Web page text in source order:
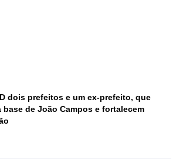
dois prefeitos e um ex-prefeito, que
de João Campos e fortalecem